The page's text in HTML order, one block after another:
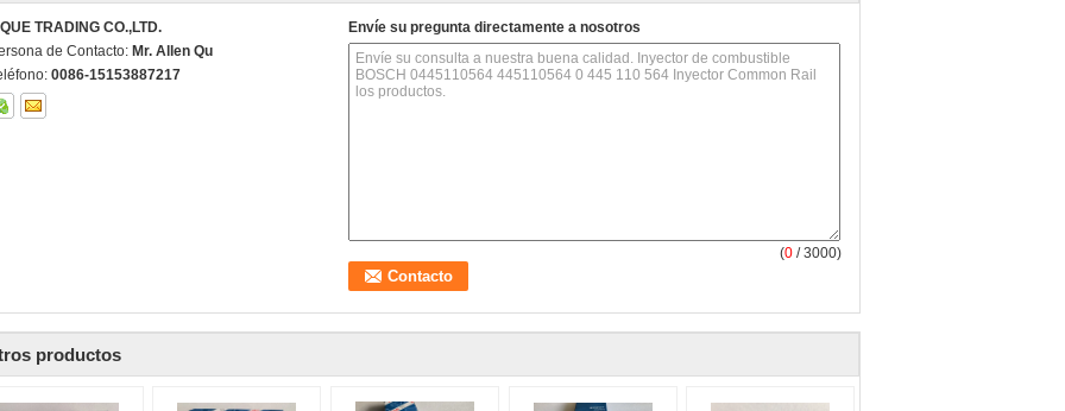
TRADING CO.,LTD.
de Contacto: Mr. Allen Qu
0086-15153887217
Envíe su pregunta directamente a nosotros
(0 / 3000)
productos